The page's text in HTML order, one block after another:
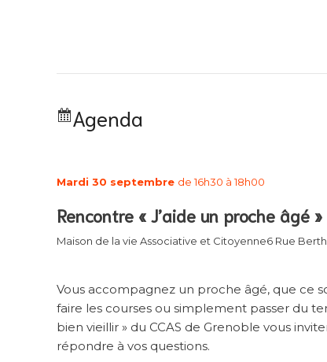
Agenda
Mardi 30 septembre de 16h30 à 18h00
Rencontre « J’aide un proche âgé »
Maison de la vie Associative et Citoyenne6 Rue
Vous accompagnez un proche âgé, que ce
faire les courses ou simplement passer du
bien vieillir » du CCAS de Grenoble vous
répondre à vos questions.